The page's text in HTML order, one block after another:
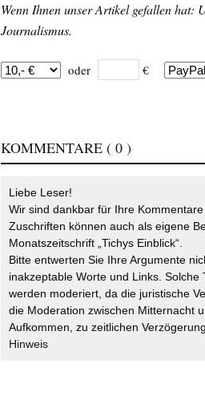
Wenn Ihnen unser Artikel gefallen hat:
Journalismus.
oder €
KOMMENTARE ( 0 )
Liebe Leser!
Wir sind dankbar für Ihre
Zuschriften können auch als eigene
Monatszeitschrift „Tichys Einblick“.
Bitte entwerten Sie Ihre Argumente
inakzeptable Worte und Links.
werden moderiert, da die juristische
die Moderation zwischen Mitternacht
Aufkommen, zu zeitlichen
Hinweis